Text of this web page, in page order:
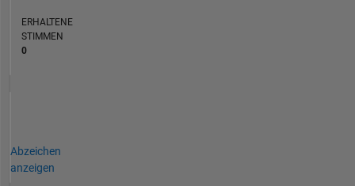
ERHALTENE
STIMMEN
0
Abzeichen
anzeigen